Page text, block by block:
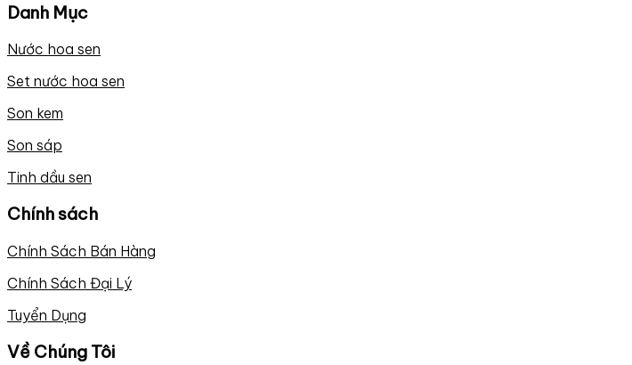
Danh Mục
Nước hoa sen
Set nước hoa sen
Son kem
Son sáp
Tinh dầu sen
Chính sách
Chính Sách Bán Hàng
Chính Sách Đại Lý
Tuyển Dụng
Về Chúng Tôi